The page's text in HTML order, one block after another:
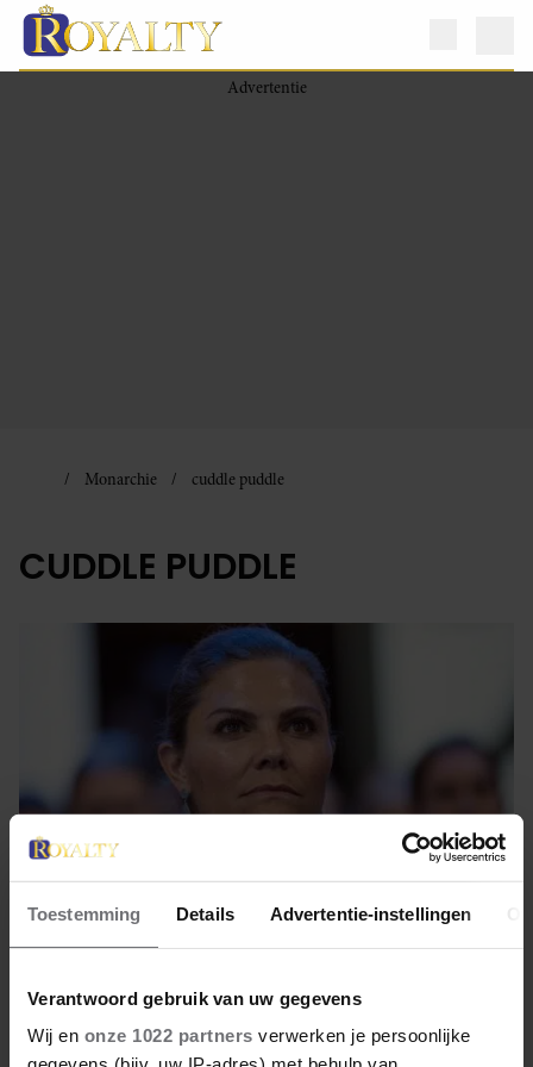
Toestemming Details Advertentie-instellingen
Verantwoord gebruik van uw gegevens
Wij en onze 1022 partners verwerken je persoonlijke
Monarchie cuddle puddle
CUDDLE PUDDLE
7 juni 2022
ZIEN: CONSTANTIJN EN